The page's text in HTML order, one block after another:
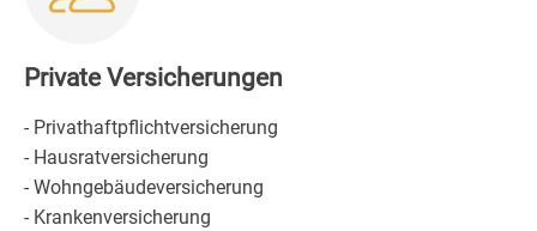
Private Versicherungen
- Privathaftpflichtversicherung
- Hausratversicherung
- Wohngebäudeversicherung
- Krankenversicherung